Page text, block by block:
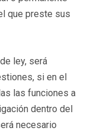
que preste sus
ley, será
si en el
las funciones a
dentro del
necesario